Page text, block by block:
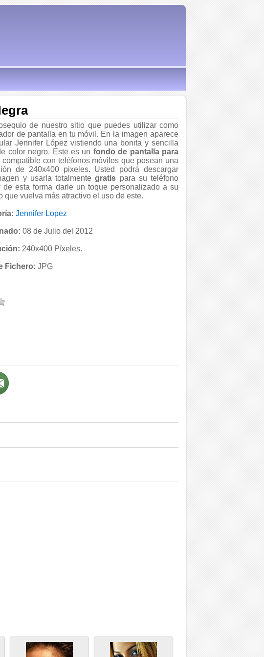
de nuestro sitio que puedes utilizar como
de pantalla en tu móvil. En la imagen aparece
Jennifer López vistiendo una bonita y sencilla
color negro. Este es un fondo de pantalla para
compatible con teléfonos móviles que posean una
de 240x400 pixeles. Usted podrá descargar
y usarla totalmentegratis para su teléfono
de esta forma darle un toque personalizado a su
que vuelva más atractivo el uso de este.
Jennifer Lopez
08 de Julio del 2012
240x400 Píxeles.
Fichero: JPG